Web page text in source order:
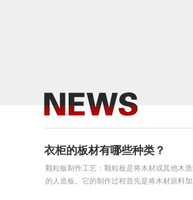
衣柜的板材有哪些种类？
颗粒板制作工艺：颗粒板是将木材或其他木
的人造板。它的制作过程首先是将木材原料